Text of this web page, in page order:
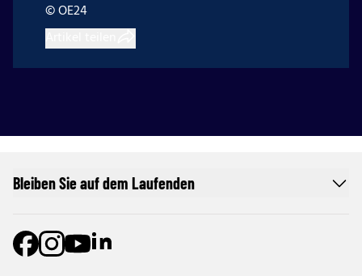
© OE24
Bleiben Sie auf dem Laufenden